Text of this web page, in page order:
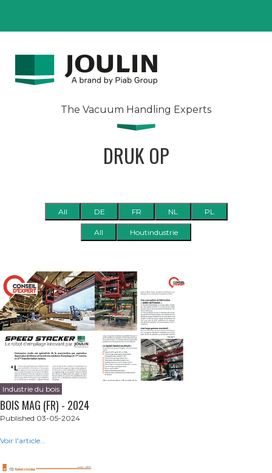
The Vacuum Handling Experts
DRUK OP
All DE FR NL PL
All Houtindustrie
Industrie du bois
BOIS MAG (FR) - 2024
Published 03-05-2024
Voir l'article...